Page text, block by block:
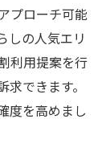
プローチ可能
しの人気エリ
利用提案を行
できます。
度を高めまし